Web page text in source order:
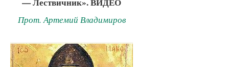
Прот. Артемий Владимиров